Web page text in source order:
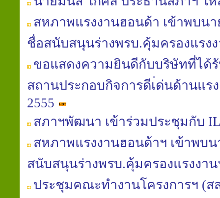
สหภาพแรงงานฮอนด้า เข้าพบน
ชื่อสนับสนุนร่างพรบ.คุ้มครองแรง
ขอแสดงความยินดีกับบริษัทที่ได้รั
สถานประกอบกิจการดีเ่ด่นด้านแร
2555
สภาฯพัฒนา เข้าร่วมประชุมกับ
สหภาพแรงงานฮอนด้าฯ เข้าพบ
สนับสนุนร่างพรบ.คุ้มครองแรงงา
ประชุมคณะทำงานโครงการฯ (ส